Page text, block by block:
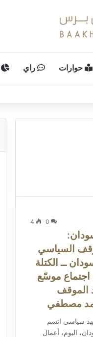
حوارات راي
0
4
السياسي
ــ الكتلة
اجتماع موسّع
الموقف
مصطفي
سياسي اتسم
اليوم، أعمال